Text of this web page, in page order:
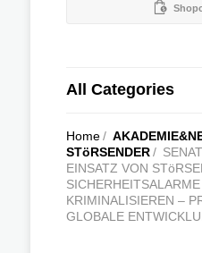
All Categories
Home/
STöRSENDER/
EINSATZ VON
KRIMINALISIEREN –
GLOBALE